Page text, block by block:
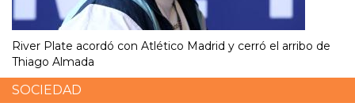
River Plate acordó con Atlético Madrid y cerró el arribo de
Thiago Almada
SOCIEDAD